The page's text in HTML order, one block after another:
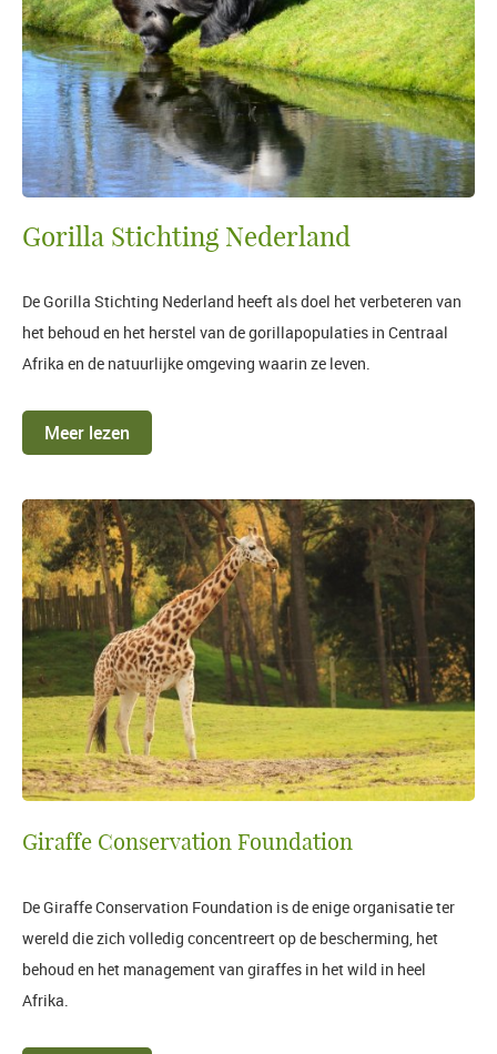
Gorilla Stichting Nederland
De Gorilla Stichting Nederland heeft als doel het verbeteren van
het behoud en het herstel van de gorillapopulaties in Centraal
Afrika en de natuurlijke omgeving waarin ze leven.
Meer lezen
Giraffe Conservation Foundation
De Giraffe Conservation Foundation is de enige organisatie ter
wereld die zich volledig concentreert op de bescherming, het
behoud en het management van giraffes in het wild in heel
Afrika.